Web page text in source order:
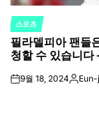
POSTED
IN
스포츠
필라델피아 팬들
청할 수 있습니
on9월 18, 2024Posted